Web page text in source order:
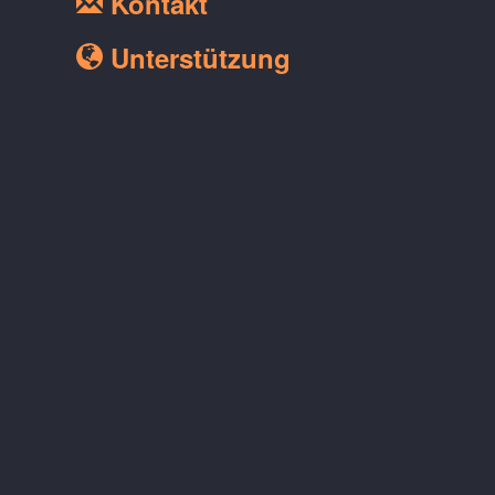
Unterstützung